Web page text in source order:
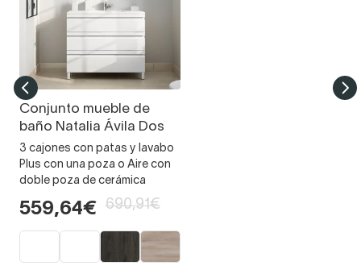
Conjunto mueble de
baño Natalia Ávila Dos
3 cajones con patas y lavabo
Plus con una poza o Aire con
doble poza de cerámica
559,64€ 690,91€